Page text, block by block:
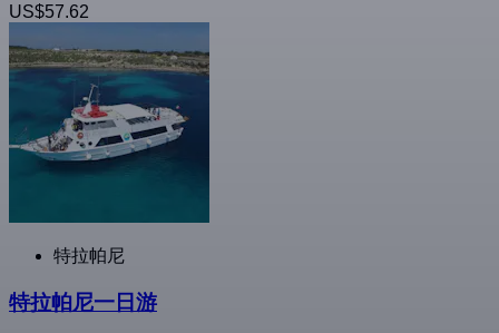
US$57.62
特拉帕尼
特拉帕尼一日游